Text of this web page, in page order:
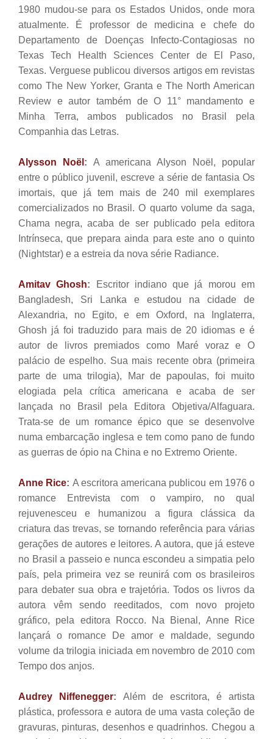
1980 mudou-se para os Estados Unidos, onde mora
atualmente. É professor de medicina e chefe do
Departamento de Doenças Infecto-Contagiosas no
Texas Tech Health Sciences Center de El Paso,
Texas. Verguese publicou diversos artigos em revistas
como The New Yorker, Granta e The North American
Review e autor também de O 11° mandamento e
Minha Terra, ambos publicados no Brasil pela
Companhia das Letras.
Alysson Noël :
A americana Alyson Noël, popular
entre o público juvenil, escreve a série de fantasia Os
imortais, que já tem mais de 240 mil exemplares
comercializados no Brasil. O quarto volume da saga,
Chama negra, acaba de ser publicado pela editora
Intrínseca, que prepara ainda para este ano o quinto
(Nightstar) e a estreia da nova série Radiance.
Amitav Ghosh:
Escritor indiano que já morou em
Bangladesh, Sri Lanka e estudou na cidade de
Alexandria, no Egito, e em Oxford, na Inglaterra,
Ghosh já foi traduzido para mais de 20 idiomas e é
autor de livros premiados como Maré voraz e O
palácio de espelho. Sua mais recente obra (primeira
parte de uma trilogia), Mar de papoulas, foi muito
elogiada pela crítica americana e acaba de ser
lançada no Brasil pela Editora Objetiva/Alfaguara.
Trata-se de um romance épico que se desenvolve
numa embarcação inglesa e tem como pano de fundo
as guerras de ópio na China e no Extremo Oriente.
Anne Rice: A escritora americana publicou em 1976 o
romance Entrevista com o vampiro, no qual
rejuvenesceu e humanizou a figura clássica da
criatura das trevas, se tornando referência para várias
gerações de autores e leitores. A autora, que já esteve
no Brasil a passeio e nunca escondeu a simpatia pelo
país, pela primeira vez se reunirá com os brasileiros
para debater sua obra e trajetória. Todos os livros da
autora vêm sendo reeditados, com novo projeto
gráfico, pela editora Rocco. Na Bienal, Anne Rice
lançará o romance De amor e maldade, segundo
volume da trilogia iniciada em novembro de 2010 com
Tempo dos anjos.
Audrey Niffenegger:
Além de escritora, é artista
plástica, professora e autora de uma vasta coleção de
gravuras, pinturas, desenhos e quadrinhos. Chegou a